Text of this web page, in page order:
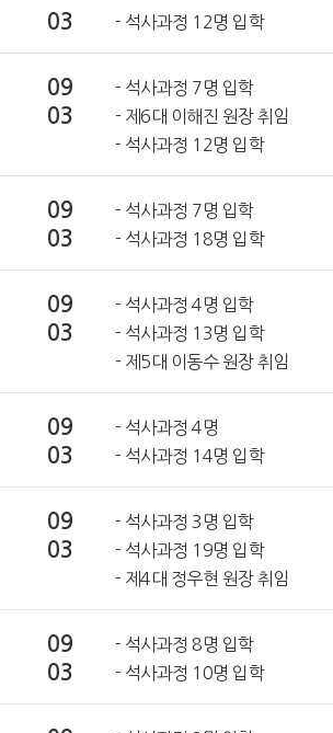
03 - 석사과정 12명 입학
09 - 석사과정 7명 입학
03
- 제6대 이해진 원장 취임
- 석사과정 12명 입학
09 - 석사과정 7명 입학
03 - 석사과정 18명 입학
09 - 석사과정 4명 입학
03
- 석사과정 13명 입학
- 제5대 이동수 원장 취임
09 - 석사과정 4명
03 - 석사과정 14명 입학
09 - 석사과정 3명 입학
03
- 석사과정 19명 입학
- 제4대 정우현 원장 취임
09 - 석사과정 8명 입학
03 - 석사과정 10명 입학